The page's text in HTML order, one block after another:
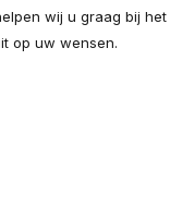
wij u graag bij
op uw wensen.